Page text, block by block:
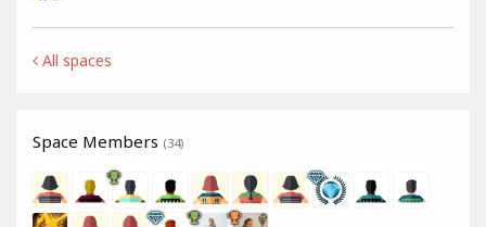
All spaces
Space Members (34)